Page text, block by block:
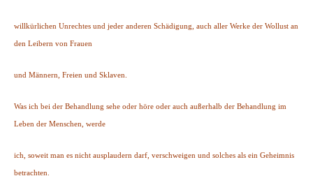
willkürlichen Unrechtes und jeder anderen Schädigung, auch aller Werke der Wollust an
den Leibern von Frauen
und Männern, Freien und Sklaven.
Was ich bei der Behandlung sehe oder höre oder auch außerhalb der Behandlung im
Leben der Menschen, werde
ich, soweit man es nicht ausplaudern darf, verschweigen und solches als ein Geheimnis
betrachten.